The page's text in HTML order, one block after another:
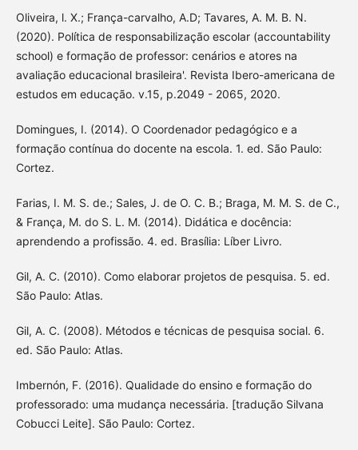
Oliveira, l. X.; França-carvalho, A.D; Tavares, A. M. B. N.
(2020). Política de responsabilização escolar (accountability
school) e formação de professor: cenários e atores na
avaliação educacional brasileira'. Revista Ibero-americana de
estudos em educação. v.15, p.2049 - 2065, 2020.
Domingues, I. (2014). O Coordenador pedagógico e a
formação contínua do docente na escola. 1. ed. São Paulo:
Cortez.
Farias, I. M. S. de.; Sales, J. de O. C. B.; Braga, M. M. S. de C.,
& França, M. do S. L. M. (2014). Didática e docência:
aprendendo a profissão. 4. ed. Brasília: Líber Livro.
Gil, A. C. (2010). Como elaborar projetos de pesquisa. 5. ed.
São Paulo: Atlas.
Gil, A. C. (2008). Métodos e técnicas de pesquisa social. 6.
ed. São Paulo: Atlas.
Imbernón, F. (2016). Qualidade do ensino e formação do
professorado: uma mudança necessária. [tradução Silvana
Cobucci Leite]. São Paulo: Cortez.